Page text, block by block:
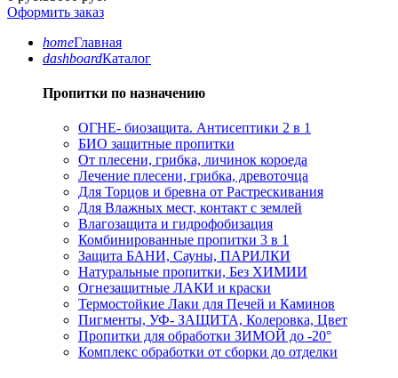
Оформить заказ
homeГлавная
dashboardКаталог
Пропитки по назначению
ОГНЕ- биозащита. Антисептики 2 в 1
БИО защитные пропитки
От плесени, грибка, личинок короеда
Лечение плесени, грибка, древоточца
Для Торцов и бревна от Растрескивания
Для Влажных мест, контакт с землей
Влагозащита и гидрофобизация
Комбинированные пропитки 3 в 1
Защита БАНИ, Сауны, ПАРИЛКИ
Натуральные пропитки, Без ХИМИИ
Огнезащитные ЛАКИ и краски
Термостойкие Лаки для Печей и Каминов
Пигменты, УФ- ЗАЩИТА, Колеровка, Цвет
Пропитки для обработки ЗИМОЙ до -20°
Комплекс обработки от сборки до отделки